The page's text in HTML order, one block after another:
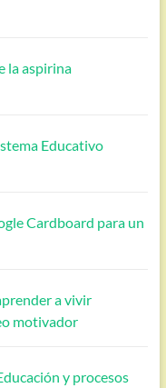
la aspirina
Educativo
Cardboard para un
a vivir
motivador
y procesos